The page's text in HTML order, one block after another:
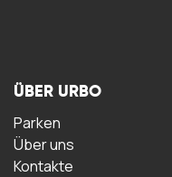
ÜBER URBO
Parken
Über uns
Kontakte